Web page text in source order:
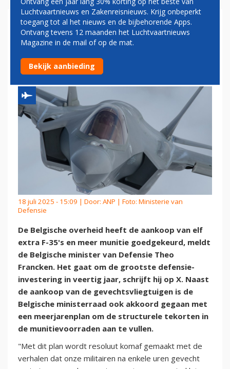
BELGIË SCHAFT MEER F-35-
GEVECHTSVLIEGTUIGEN EN
MUNITIE AAN
18 juli 2025 - 15:09 | Door: ANP | Foto: Ministerie van
Defensie
De Belgische overheid heeft de aankoop van elf
extra F-35's en meer munitie goedgekeurd, meldt
de Belgische minister van Defensie Theo
Francken. Het gaat om de grootste defensie-
investering in veertig jaar, schrijft hij op X. Naast
de aankoop van de gevechtsvliegtuigen is de
Belgische ministerraad ook akkoord gegaan met
een meerjarenplan om de structurele tekorten in
de munitievoorraden aan te vullen.
"Met dit plan wordt resoluut komaf gemaakt met de
verhalen dat onze militairen na enkele uren gevecht
Luchtvaartnieuws en Zakenreisnieuws. Krijg onbeperkt
toegang tot al het nieuws en de bijbehorende Apps.
Ontvang tevens 12 maanden het Luchtvaartnieuws
Magazine in de mail of op de mat.
Bekijk aanbieding